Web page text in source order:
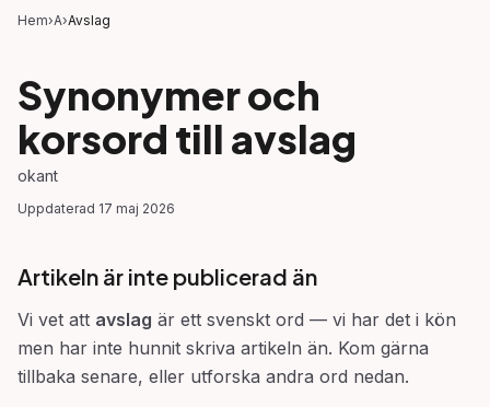
Hem›A›Avslag
Synonymer och
korsord till avslag
okant
Uppdaterad 17 maj 2026
Artikeln är inte publicerad än
Vi vet att avslag är ett svenskt ord — vi har det i kön
men har inte hunnit skriva artikeln än. Kom gärna
tillbaka senare, eller utforska andra ord nedan.